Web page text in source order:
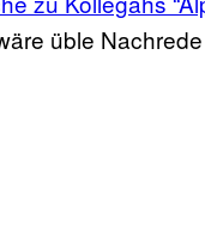
üble